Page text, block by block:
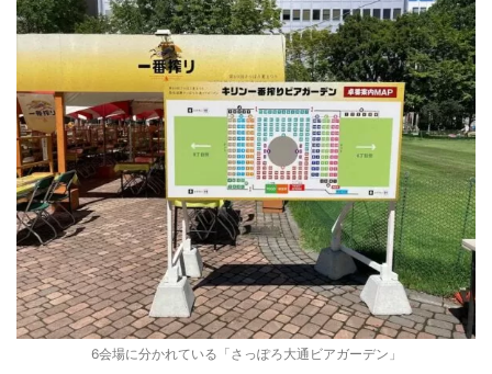
6会場に分かれている「さっぽろ大通ビアガーデン」